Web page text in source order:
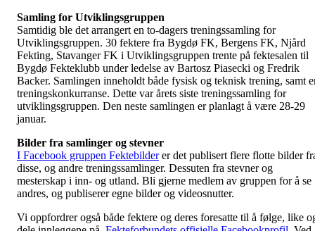
Samling for Utviklingsgruppen
Samtidig ble det arrangert en to-dagers treningssamling for
Utviklingsgruppen. 30 fektere fra Bygdø FK, Bergens FK, Njård
Fekting, Stavanger FK i Utviklingsgruppen trente på fektesalen til
Bygdø Fekteklubb under ledelse av Bartosz Piasecki og Fredrik
Backer. Samlingen inneholdt både fysisk og teknisk trening, samt
treningskonkurranse. Dette var årets siste treningssamling for
utviklingsgruppen. Den neste samlingen er planlagt å være 28-29
januar.
Bilder fra samlinger og stevner
I Facebook gruppen Fektebilderer det publisert flere flotte bilder
disse, og andre treningssamlinger. Dessuten fra stevner og
mesterskap i inn- og utland. Bli gjerne medlem av gruppen for å se
andres, og publiserer egne bilder og videosnutter.
Vi oppfordrer også både fektere og deres foresatte til å følge, like